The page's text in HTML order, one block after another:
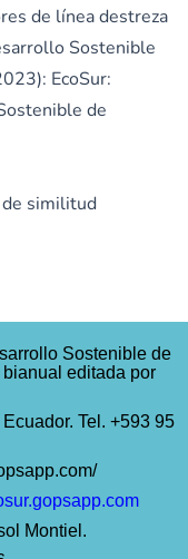
de línea destreza
Sostenible
EcoSur:
de
de similitud
Sostenible de
editada por
Tel. +593 95
Montiel.